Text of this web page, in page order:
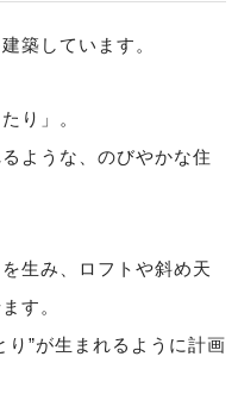
築しています。
り」。
ような、のびやかな住
生み、ロフトや斜め天
す。
り”が生まれるように計画